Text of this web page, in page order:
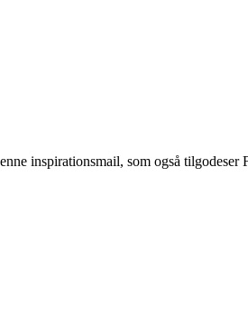
inspirationsmail, som også tilgodeser